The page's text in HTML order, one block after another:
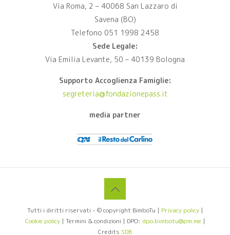
Via Roma, 2 – 40068 San Lazzaro di
Savena (BO)
Telefono 051 1998 2458
Sede Legale:
Via Emilia Levante, 50 – 40139 Bologna
Supporto Accoglienza Famiglie:
segreteria@fondazionepass.it
media partner
Tutti i diritti riservati - © copyright BimboTu | Privacy policy|
Cookie policy| Termini & condizioni | DPO: dpo.bimbotu@pm.me |
Credits SDB